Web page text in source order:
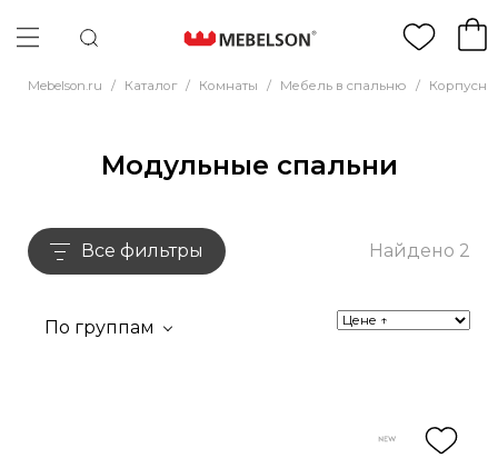
Mebelson.ru / Каталог / Комнаты / Мебель в спальню /
Модульные спальни
Все фильтры Найдено 2
По группам